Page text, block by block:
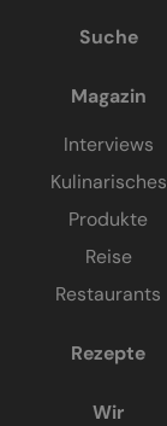
Suche
Magazin
Interviews
Kulinarisches
Produkte
Reise
Restaurants
Rezepte
Wir